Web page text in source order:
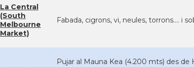
La Central
(South
Melbourne
Market)
Fabada, cigrons, vi, neules, torrons.... i
Pujar al Mauna Kea (4.200 mts) des